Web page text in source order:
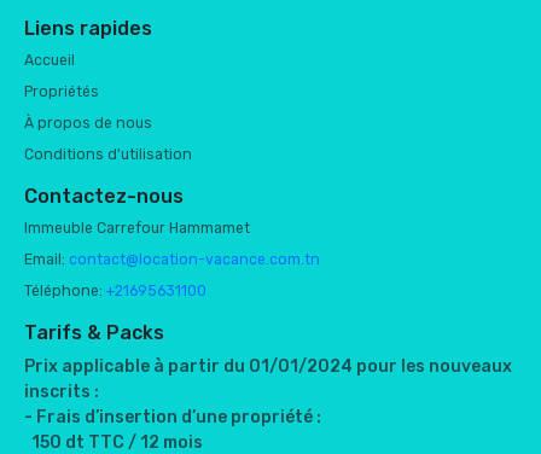
Liens rapides
Accueil
Propriétés
À propos de nous
Conditions d'utilisation
Contactez-nous
Immeuble Carrefour Hammamet
Email: contact@location-vacance.com.tn
Téléphone: +21695631100
Tarifs & Packs
Prix applicable à partir du 01/01/2024 pour les nouveaux
inscrits :
- Frais d’insertion d’une propriété :
150 dt TTC / 12 mois